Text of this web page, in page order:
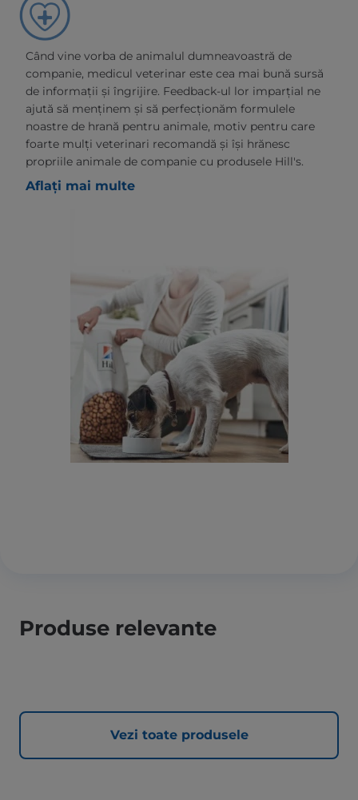
Când vine vorba de animalul dumneavoastră de
companie, medicul veterinar este cea mai bună sursă
de informații și îngrijire. Feedback-ul lor imparțial ne
ajută să menținem și să perfecționăm formulele
noastre de hrană pentru animale, motiv pentru care
foarte mulți veterinari recomandă și își hrănesc
propriile animale de companie cu produsele Hill's.
Aflați mai multe
Produse relevante
Vezi toate produsele